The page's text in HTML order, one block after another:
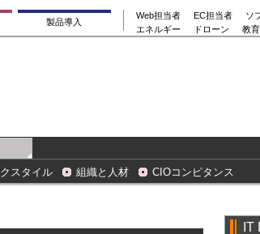
製品導入
Web担当者 EC担当者
ソ
エネルギー
ドローン 教
スタイル 組織と人材 CIOコンピタンス
IT